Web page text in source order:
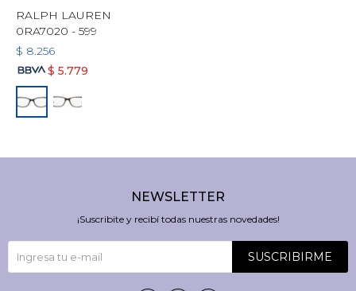
RALPH LAUREN
0RA7020 - 599
$ 8.256
$ 5.779
NEWSLETTER
¡Suscribite y recibí todas nuestras novedades!
SUSCRIBIRME